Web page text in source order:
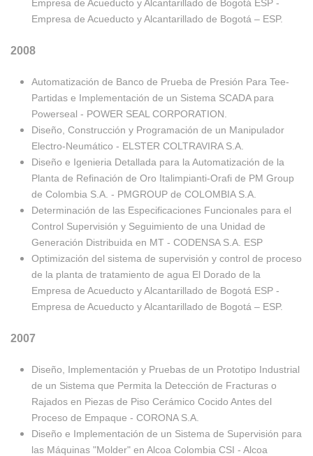
Empresa de Acueducto y Alcantarillado de Bogotá ESP -
Empresa de Acueducto y Alcantarillado de Bogotá – ESP.
2008
Automatización de Banco de Prueba de Presión Para Tee-
Partidas e Implementación de un Sistema SCADA para
Powerseal - POWER SEAL CORPORATION.
Diseño, Construcción y Programación de un Manipulador
Electro-Neumático - ELSTER COLTRAVIRA S.A.
Diseño e Igenieria Detallada para la Automatización de la
Planta de Refinación de Oro Italimpianti-Orafi de PM Group
de Colombia S.A. - PMGROUP de COLOMBIA S.A.
Determinación de las Especificaciones Funcionales para el
Control Supervisión y Seguimiento de una Unidad de
Generación Distribuida en MT - CODENSA S.A. ESP
Optimización del sistema de supervisión y control de proceso
de la planta de tratamiento de agua El Dorado de la
Empresa de Acueducto y Alcantarillado de Bogotá ESP -
Empresa de Acueducto y Alcantarillado de Bogotá – ESP.
2007
Diseño, Implementación y Pruebas de un Prototipo Industrial
de un Sistema que Permita la Detección de Fracturas o
Rajados en Piezas de Piso Cerámico Cocido Antes del
Proceso de Empaque - CORONA S.A.
Diseño e Implementación de un Sistema de Supervisión para
las Máquinas "Molder" en Alcoa Colombia CSI - Alcoa